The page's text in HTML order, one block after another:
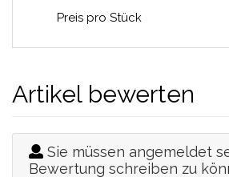
Preis pro Stück
Artikel bewerten
Sie müssen angemeldet
Bewertung schreiben zu